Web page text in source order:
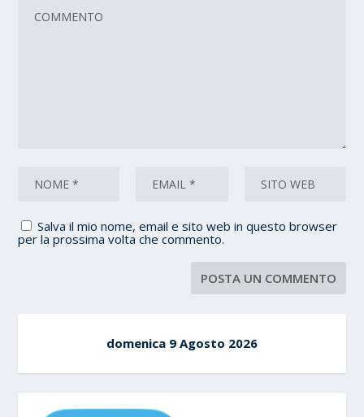
Salva il mio nome, email e sito web in questo browser
per la prossima volta che commento.
domenica 9 Agosto 2026